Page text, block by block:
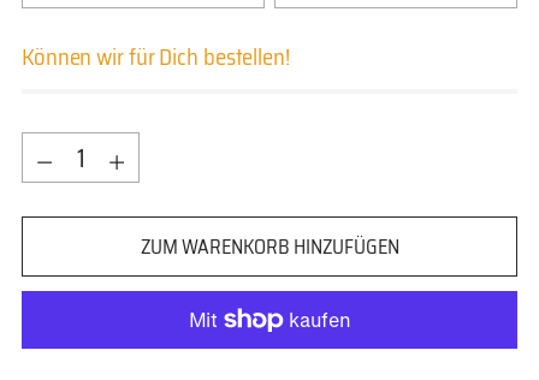
Können wir für Dich bestellen!
Menge
Menge
ZUM WARENKORB HINZUFÜGEN